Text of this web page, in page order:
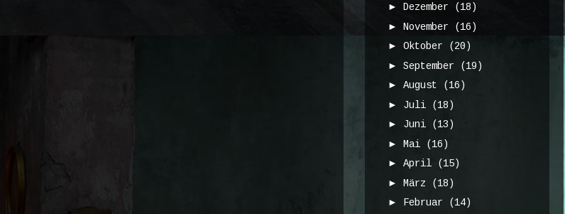
► Dezember
(18)
►
November
(16)
► Oktober
(20)
► September
(19)
► August
(16)
► Juli
(18)
► Juni
(13)
►
Mai
(16)
► April
(15)
►
März
(18)
► Februar
(14)